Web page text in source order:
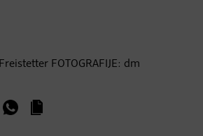
FOTOGRAFIJE: dm